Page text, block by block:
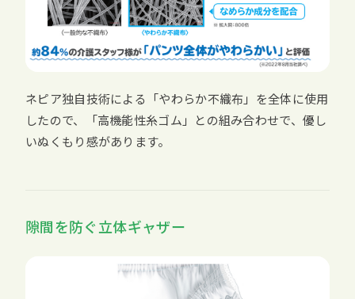
ネピア独自技術による「やわらか不織布」を全体に使用
したので、「高機能性糸ゴム」との組み合わせで、優し
いぬくもり感があります。
隙間を防ぐ立体ギャザー